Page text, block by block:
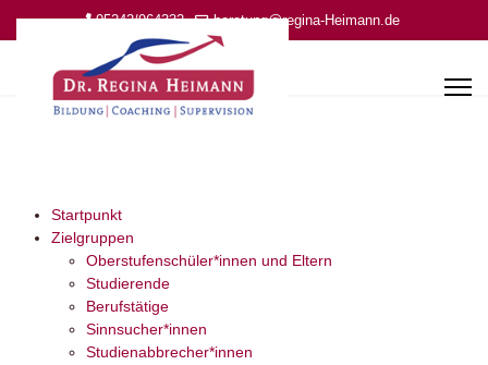
05242/964332 beratung@regina-Heimann.de
Startpunkt
Zielgruppen
Oberstufenschüler*innen und Eltern
Studierende
Berufstätige
Sinnsucher*innen
Studienabbrecher*innen